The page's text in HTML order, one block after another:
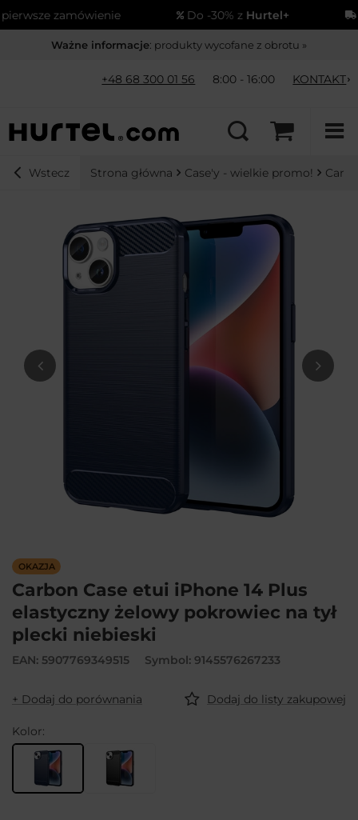
zamówienie Do -30% zHurtel+
Ważne informacje: produkty wycofane z obrotu »
+48 68 300 01 56 8:00 - 16:00 KONTAKT
Wstecz Strona główna Case'y - wielkie promo!
OKAZJA
Carbon Case etui iPhone 14 Plus
elastyczny żelowy pokrowiec na tył
plecki niebieski
EAN: 5907769349515 Symbol: 9145576267233
+ Dodaj do porównania Dodaj do listy zakupowej
Kolor